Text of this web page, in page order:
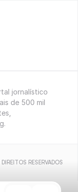
jornalístico
de 500 mil
RESERVADOS